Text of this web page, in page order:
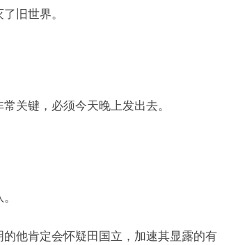
旧世界。
关键，必须今天晚上发出去。
他肯定会怀疑田国立，加速其显露的有